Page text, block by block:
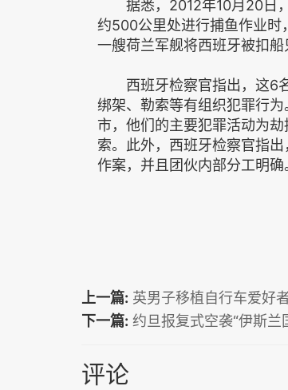
据悉，2012年10月20日，
约500公里处进行捕鱼作业时
一艘荷兰军舰将西班牙被扣船
西班牙检察官指出，这6名
绑架、勒索等有组织犯罪行
市，他们的主要犯罪活动为
索。此外，西班牙检察官指
作案，并且团伙内部分工明确
上一篇: 英男子移植自行车爱好
下一篇: 约旦报复式空袭“伊斯兰
评论